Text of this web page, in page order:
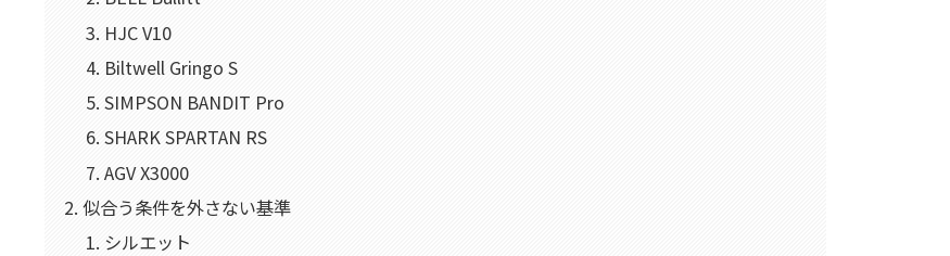
HJC V10
Biltwell Gringo S
SIMPSON BANDIT Pro
SHARK SPARTAN RS
AGV X3000
似合う条件を外さない基準
シルエット